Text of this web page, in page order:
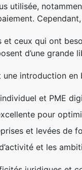
utilisée,
et ceux qui ont
d’une
une introduction
et PME
pour
et levées de
et les